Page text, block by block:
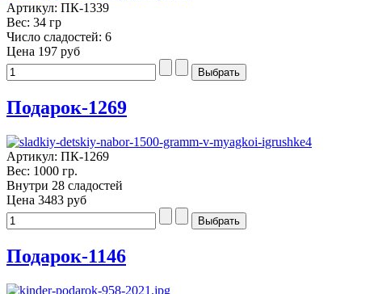
Артикул: ПК-1339
Вес: 34 гр
Число сладостей: 6
Цена 197 руб
Подарок-1269
Артикул: ПК-1269
Вес: 1000 гр.
Внутри 28 сладостей
Цена 3483 руб
Подарок-1146